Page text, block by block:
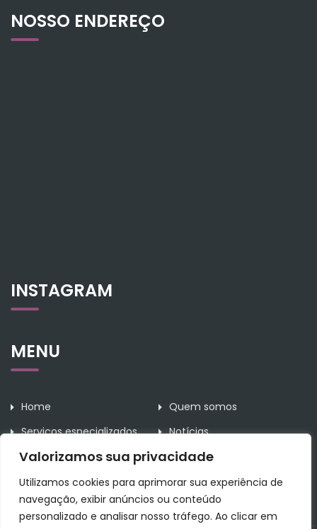
Valorizamos sua privacidade
Utilizamos cookies para aprimorar sua experiência de
navegação, exibir anúncios ou conteúdo
personalizado e analisar nosso tráfego. Ao clicar em
NOSSO ENDEREÇO
INSTAGRAM
MENU
Home
Quem somos
Serviços especializados
Notícias
Contato